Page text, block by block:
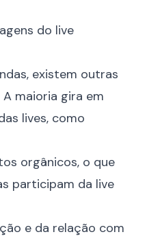
do live
existem outras
maioria gira em
lives, como
orgânicos, o que
participam da live
e da relação com